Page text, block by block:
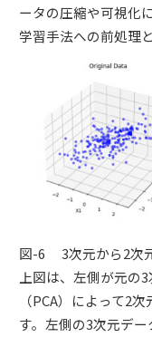
ータの圧縮や可視化
学習手法への前処理
図-6 3次元から2次
上図は、左側が元の
（PCA）によって2
す。左側の3次元デ